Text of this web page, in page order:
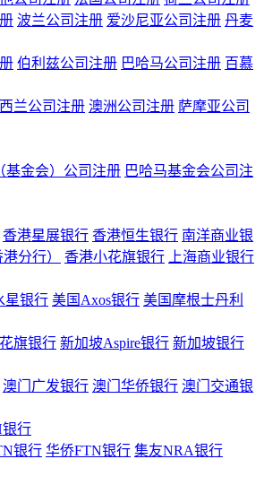
波兰公司注册 爱沙尼亚公司注册 丹麦
伯利兹公司注册 巴哈马公司注册 百慕
兰公司注册 澳洲公司注册 萨摩亚公司
基金会）公司注册 巴哈马基金会公司注
香港星展银行 香港恒生银行 南洋商业银
分行） 香港小花旗银行
上海商业银行
星银行 美国Axos银行 美国摩根士丹利
旗银行 新加坡Aspire银行 新加坡银行
澳门广发银行 澳门华侨银行 澳门交通银
行
银行 华侨FTN银行 集友NRA银行